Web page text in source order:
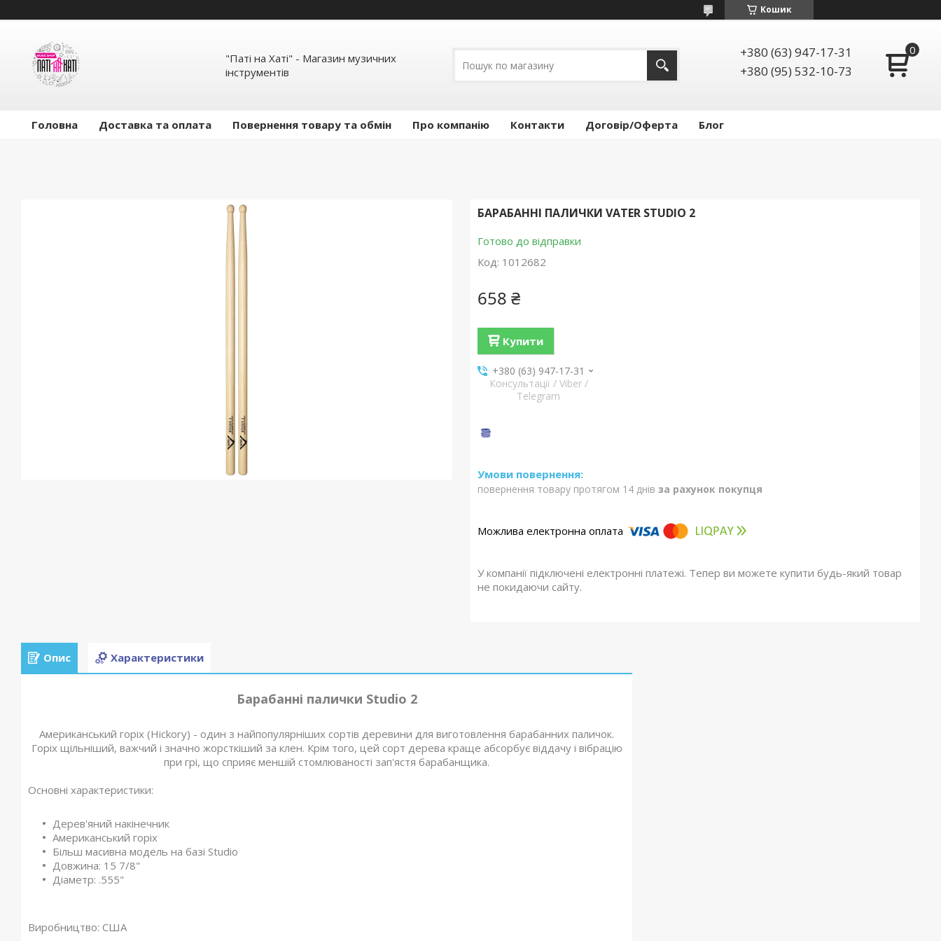
Кошик
"Паті на Хаті" - Магазин музичних
інструментів
+380 (63) 947-17-31
+380 (95) 532-10-73
Головна Доставка та оплата Повернення товару та обмін Про компанію Контакти Договір/Оферта Блог
БАРАБАННІ ПАЛИЧКИ VATER STUDIO 2
Готово до відправки
Код: 1012682
658 ₴
Купити
+380 (63) 947-17-31
Консультації / Viber /
Telegram
повернення товару протягом 14 днів за рахунок покупця
У компанії підключені електронні платежі. Тепер ви можете купити будь-який товар
не покидаючи сайту.
Опис Характеристики
Барабанні палички Studio 2
Американський горіх (Hickory) - один з найпопулярніших сортів деревини для виготовлення барабанних паличок.
Горіх щільніший, важчий і значно жорсткіший за клен. Крім того, цей сорт дерева краще абсорбує віддачу і вібрацію
при грі, що сприяє меншій стомлюваності зап'ястя барабанщика.
Основні характеристики:
Дерев'яний накінечник
Американський горіх
Більш масивна модель на базі Studio
Довжина: 15 7/8"
Діаметр: .555"
Виробництво: США